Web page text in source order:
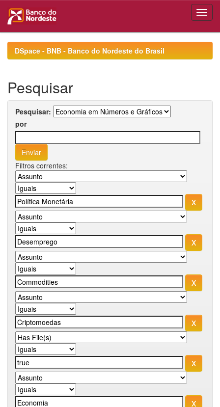
navigationDSpace - BNB - Banco do Nordeste do Brasil
Pesquisar
Pesquisar:
por
Filtros correntes: